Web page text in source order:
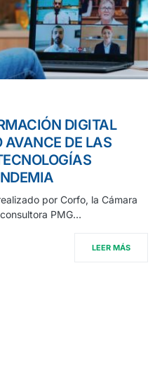
DIGITAL
AVANCE DE LAS
por Corfo, la Cámara
PMG…
LEER MÁS